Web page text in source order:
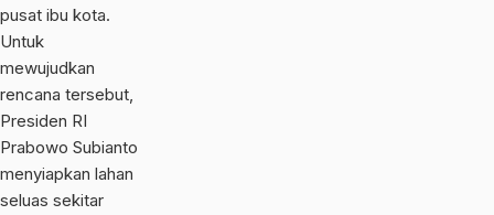
pusat ibu kota.
Untuk
mewujudkan
rencana tersebut,
Presiden RI
Prabowo Subianto
menyiapkan lahan
seluas sekitar